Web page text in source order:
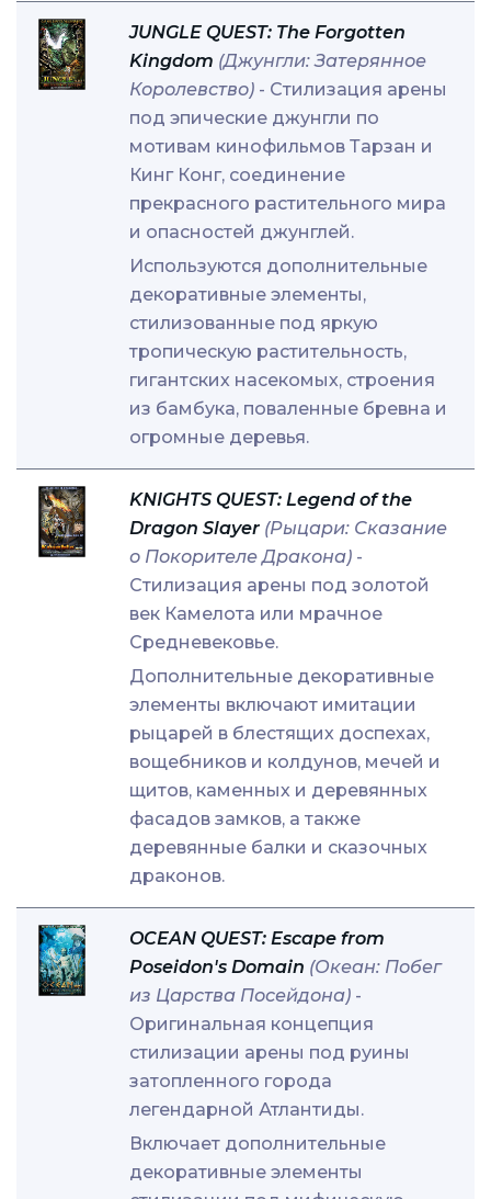
JUNGLE QUEST: The Forgotten
Kingdom (Джунгли: Затерянное
Королевство) - Стилизация арены
под эпические джунгли по
мотивам кинофильмов Тарзан и
Кинг Конг, соединение
прекрасного растительного мира
и опасностей джунглей.
Используются дополнительные
декоративные элементы,
стилизованные под яркую
тропическую растительность,
гигантских насекомых, строения
из бамбука, поваленные бревна и
огромные деревья.
KNIGHTS QUEST: Legend of the
Dragon Slayer (Рыцари: Сказание
о Покорителе Дракона) -
Стилизация арены под золотой
век Камелота или мрачное
Средневековье.
Дополнительные декоративные
элементы включают имитации
рыцарей в блестящих доспехах,
вощебников и колдунов, мечей и
щитов, каменных и деревянных
фасадов замков, а также
деревянные балки и сказочных
драконов.
OCEAN QUEST: Escape from
Poseidon's Domain (Океан: Побег
из Царства Посейдона) -
Оригинальная концепция
стилизации арены под руины
затопленного города
легендарной Атлантиды.
Включает дополнительные
декоративные элементы